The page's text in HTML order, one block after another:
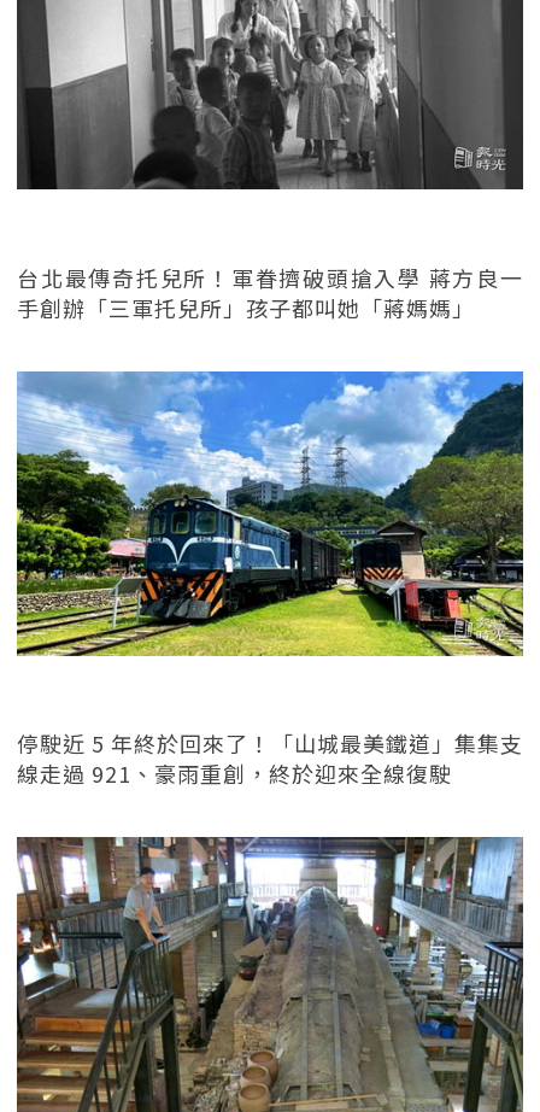
台北最傳奇托兒所！軍眷擠破頭搶入學 蔣方良一
手創辦「三軍托兒所」孩子都叫她「蔣媽媽」
停駛近 5 年終於回來了！「山城最美鐵道」集集支
線走過 921、豪雨重創，終於迎來全線復駛